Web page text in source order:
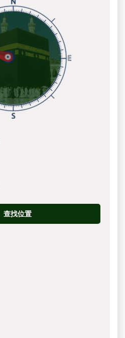
查找位置